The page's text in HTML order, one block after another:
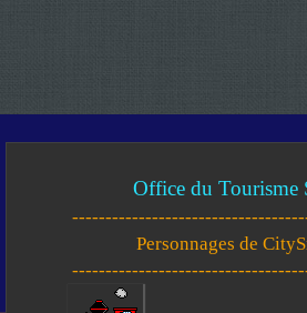
Office du Tourisme
Personnages de